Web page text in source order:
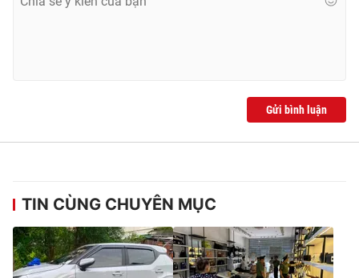
Gửi bình luận
TIN CÙNG CHUYÊN MỤC